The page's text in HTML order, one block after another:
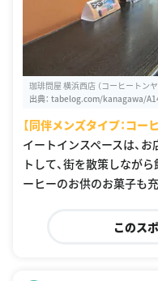
珈琲問屋 横浜西店 （コーヒートン
出典： tabelog.com/kanagawa/
【同伴メンズタイプ：コー
イートインスペースは、
トして、街を散策しなが
ーヒーのお供のお菓子も
このス